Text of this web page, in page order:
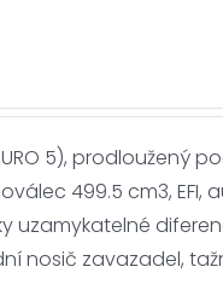
5), prodloužený
499.5 cm3, EFI,
uzamykatelné
nosič zavazadel,